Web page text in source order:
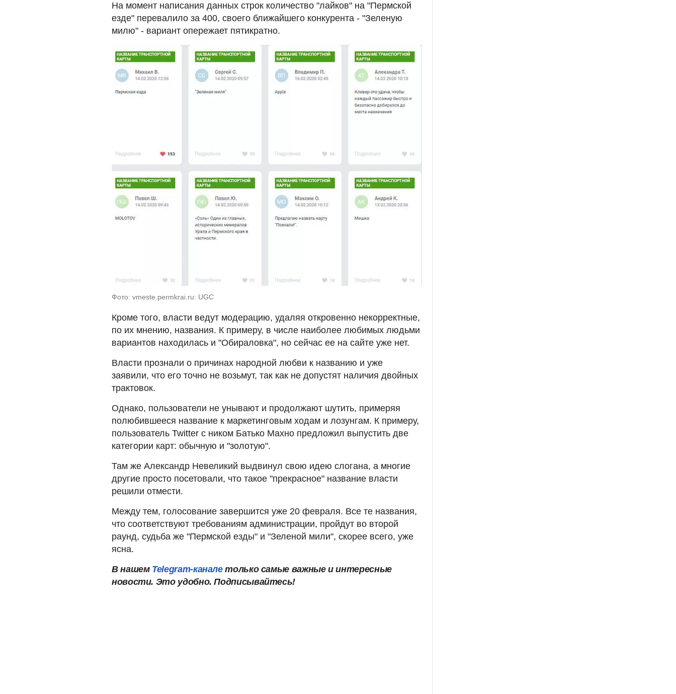
На момент написания данных строк количество "лайков" на "Пермской
езде" перевалило за 400, своего ближайшего конкурента - "Зеленую
милю" - вариант опережает пятикратно.
Фото: vmeste.permkrai.ru: UGC
Кроме того, власти ведут модерацию, удаляя откровенно некорректные,
по их мнению, названия. К примеру, в числе наиболее любимых людьми
вариантов находилась и "Обираловка", но сейчас ее на сайте уже нет.
Власти прознали о причинах народной любви к названию и уже
заявили, что его точно не возьмут, так как не допустят наличия двойных
трактовок.
Однако, пользователи не унывают и продолжают шутить, примеряя
полюбившееся название к маркетинговым ходам и лозунгам. К примеру,
пользователь Twitter с ником Батько Махно предложил выпустить две
категории карт: обычную и "золотую".
Там же Александр Невеликий выдвинул свою идею слогана, а многие
другие просто посетовали, что такое "прекрасное" название власти
решили отмести.
Между тем, голосование завершится уже 20 февраля. Все те названия,
что соответствуют требованиям администрации, пройдут во второй
раунд, судьба же "Пермской езды" и "Зеленой мили", скорее всего, уже
ясна.
В нашем Telegram-каналетолько самые важные и интересные
новости. Это удобно. Подписывайтесь!